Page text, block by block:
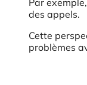
Par
des appels.
Cette
problèmes